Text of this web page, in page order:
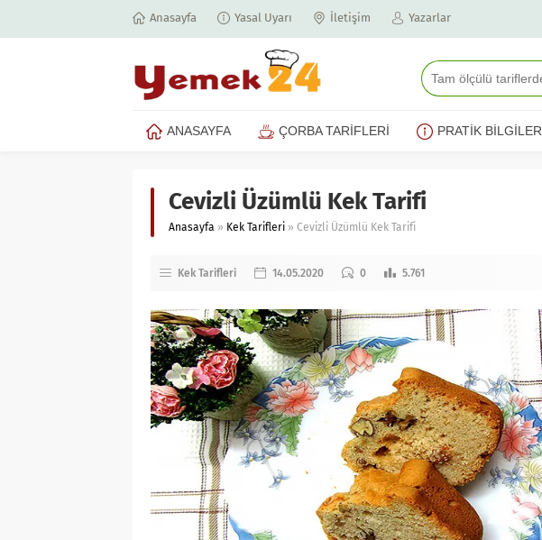
Anasayfa Yasal Uyarı İletişim Yazarlar
ANASAYFA ÇORBA TARİFLERİ PRATİK BİLGİLER
Cevizli Üzümlü Kek Tarifi
Anasayfa » Kek Tarifleri » Cevizli Üzümlü Kek Tarifi
Kek Tarifleri 14.05.2020 0 5.761